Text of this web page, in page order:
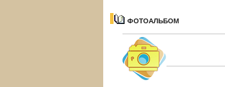
ФОТОАЛЬБОМ